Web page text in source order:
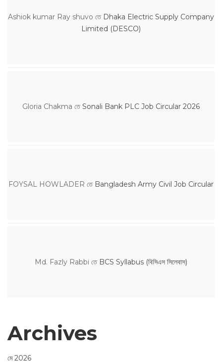
Ashiok kumar Ray shuvo তে Dhaka Electric Supply Company
Limited (DESCO)
Gloria Chakma তেSonali Bank PLC Job Circular 2026
FOYSAL HOWLADER তে Bangladesh Army Civil Job Circular
Md. Fazly Rabbi তে BCS Syllabus (বিসিএস সিলেবাস)
Archives
মে 2026